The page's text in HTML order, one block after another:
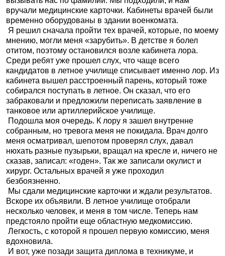
вручали медицинские карточки. Кабинеты врачей были
временно оборудованы в здании военкомата.
Я решил сначала пройти тех врачей, которые, по моему
мнению, могли меня «зарубить». В детстве я болел
отитом, поэтому остановился возле кабинета лора.
Среди ребят уже прошел слух, что чаще всего
кандидатов в летное училище списывает именно лор. Из
кабинета вышел расстроенный парень, который тоже
собирался поступать в летное. Он сказал, что его
забраковали и предложили переписать заявление в
танковое или артиллерийское училище.
Подошла моя очередь. К лору я зашел внутренне
собранным, но тревога меня не покидала. Врач долго
меня осматривал, шепотом проверял слух, давал
нюхать разные пузырьки, вращал на кресле и, ничего не
сказав, записал: «годен». Так же записали окулист и
хирург. Остальных врачей я уже проходил
безбоязненно.
Мы сдали медицинские карточки и ждали результатов.
Вскоре их объявили. В летное училище отобрали
несколько человек, и меня в том числе. Теперь нам
предстояло пройти еще областную медкомиссию.
Легкость, с которой я прошел первую комиссию, меня
вдохновила.
И вот, уже позади защита диплома в техникуме, и